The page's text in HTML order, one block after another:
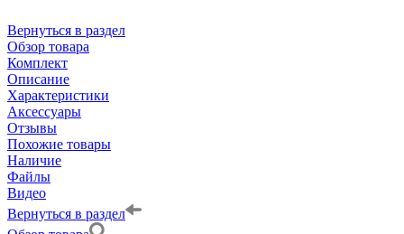
Вернуться в раздел
Обзор товара
Комплект
Описание
Характеристики
Аксессуары
Отзывы
Похожие товары
Наличие
Файлы
Видео
Вернуться в раздел